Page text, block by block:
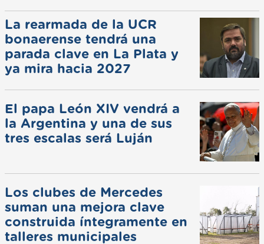
La rearmada de la UCR
bonaerense tendrá una
parada clave en La Plata y
ya mira hacia 2027
El papa León XIV vendrá a
la Argentina y una de sus
tres escalas será Luján
Los clubes de Mercedes
suman una mejora clave
construida íntegramente en
talleres municipales